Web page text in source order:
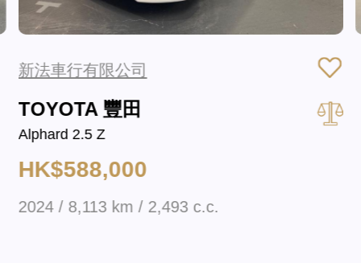
新法車行有限公司
TOYOTA 豐田
Alphard 2.5 Z
HK$588,000
2024 / 8,113 km / 2,493 c.c.